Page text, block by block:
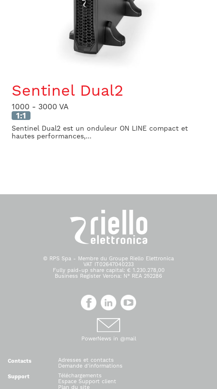
Sentinel Dual2
1000 - 3000 VA
1:1
Sentinel Dual2 est un onduleur ON LINE compact et
hautes performances,...
© RPS Spa - Membre du Groupe Riello Elettronica
VAT IT02647040233
Fully paid-up share capital: € 1.230.278,00
Business Register Verona: N° REA 252286
PowerNews in @mail
Contacts
Adresses et contacts
Demande d'informations
Support
Téléchargements
Espace Support client
Plan du site